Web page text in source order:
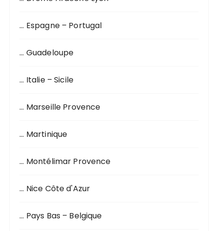
… Espagne – Portugal
… Guadeloupe
… Italie – Sicile
… Marseille Provence
… Martinique
… Montélimar Provence
… Nice Côte d'Azur
… Pays Bas – Belgique